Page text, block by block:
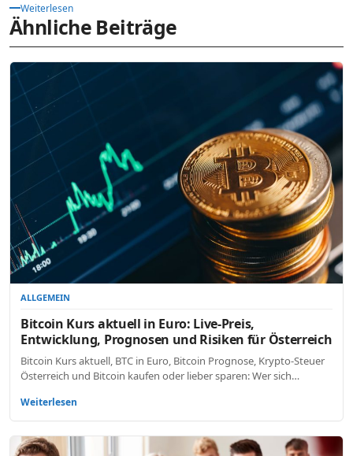
Weiterlesen
Ähnliche Beiträge
ALLGEMEIN
Bitcoin Kurs aktuell in Euro: Live-Preis,
Entwicklung, Prognosen und Risiken für Österreich
Bitcoin Kurs aktuell, BTC in Euro, Bitcoin Prognose, Krypto-Steuer
Österreich und Bitcoin kaufen oder lieber sparen: Wer sich…
Weiterlesen